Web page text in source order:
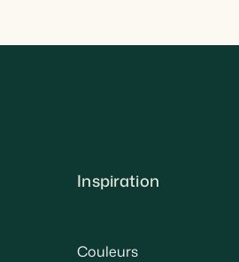
Inspiration
Couleurs